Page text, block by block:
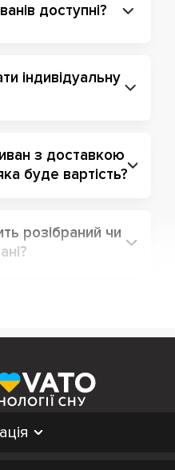
доступні?
індивідуальну
з доставкою
буде вартість?
розібраний чи